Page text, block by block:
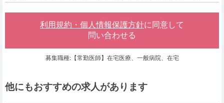
利用規約・個人情報保護方針に同意して
問い合わせる
募集職種:【常勤医師】在宅医療、一般病院、在宅
他にもおすすめの求人があります